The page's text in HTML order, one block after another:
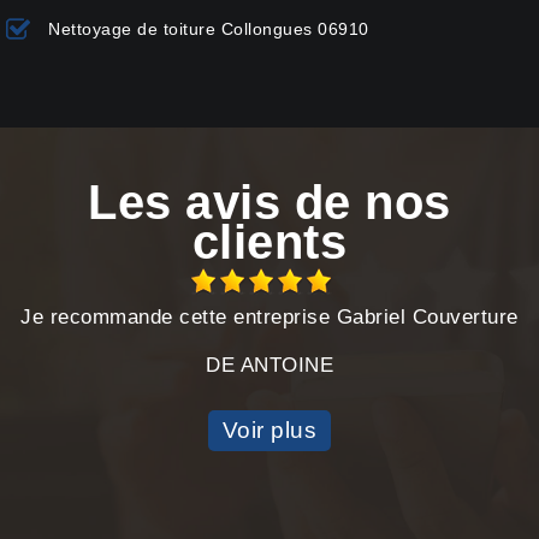
Nettoyage de toiture Collongues 06910
Les avis de nos
clients
Je recommande cette entreprise Gabriel Couverture
DE ANTOINE
Voir plus